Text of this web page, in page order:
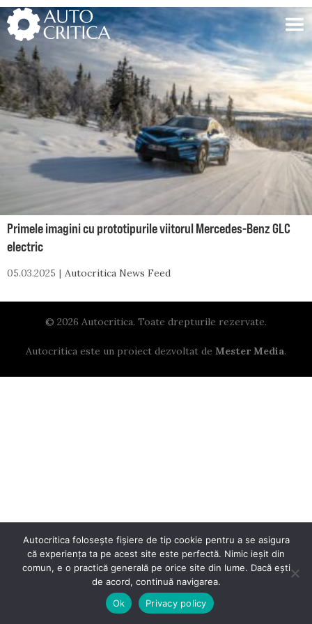
Skip
to
content
Primele imagini cu prototipurile viitorul Mercedes-Benz GLC
electric
05.03.2025 Autocritica News Feed
© 2026 Autocritica. Toate drepturile rezervate.
Autocritica este un proiect dezvoltat de Mester Media.
Autocritica folosește fișiere de tip cookie pentru a se asigura
că experiența ta pe acest site este perfectă. Nimic ieșit din
comun, e o practică generală pe orice site din lume. Dacă ești
de acord, continuă navigarea.
Ok
Privacy policy